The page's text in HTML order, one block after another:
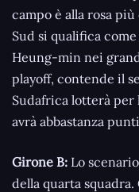
campo è alla rosa
Sud si qualifica
Heung-min nei
playoff, contende il
Sudafrica lotterà
avrà abbastanza
Girone B: Lo
della quarta squadra.